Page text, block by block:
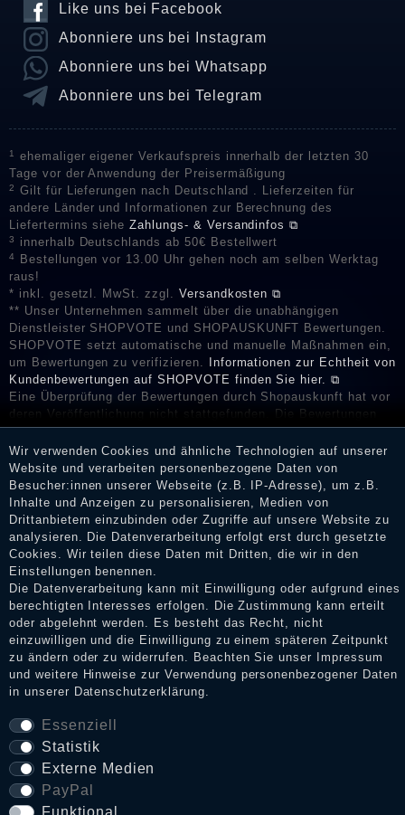
Like uns bei Facebook
Abonniere uns bei Instagram
Abonniere uns bei Whatsapp
Abonniere uns bei Telegram
1
ehemaliger eigener Verkaufspreis innerhalb der letzten 30
Tage vor der Anwendung der Preisermäßigung
2
Gilt für Lieferungen nach Deutschland . Lieferzeiten für
andere Länder und Informationen zur Berechnung des
Liefertermins sieheZahlungs- & Versandinfos ⧉
3 innerhalb Deutschlands ab 50€ Bestellwert
4
Bestellungen vor 13.00 Uhr gehen noch am selben Werktag
raus!
* inkl. gesetzl. MwSt. zzgl. Versandkosten ⧉
** Unser Unternehmen sammelt über die unabhängigen
Dienstleister SHOPVOTE und SHOPAUSKUNFT Bewertungen.
SHOPVOTE setzt automatische und manuelle Maßnahmen ein,
um Bewertungen zu verifizieren.
Informationen zur Echtheit von
Kundenbewertungen auf SHOPVOTE finden Sie hier. ⧉
Eine Überprüfung der Bewertungen durch Shopauskunft hat vor
deren Veröffentlichung nicht stattgefunden. Die Bewertungen
könnten von Verbrauchern stammen, die die Ware oder
Dienstleistungen gar nicht erworben oder genutzt haben. Nach
Erhalt einer Benachrichtigungs-E-Mail können Händler die
Bewertungen verifizieren und über die erfolgte Verifizierung im
Shop informieren.
Impressum
Daten­schutz­erklärung
Widerrufs­recht
Wir verwenden Cookies und ähnliche Technologien auf unserer
Website und verarbeiten personenbezogene Daten von
Besucher:innen unserer Webseite (z.B. IP-Adresse), um z.B.
Inhalte und Anzeigen zu personalisieren, Medien von
Drittanbietern einzubinden oder Zugriffe auf unsere Website zu
analysieren. Die Datenverarbeitung erfolgt erst durch gesetzte
Cookies. Wir teilen diese Daten mit Dritten, die wir in den
Einstellungen benennen.
Die Datenverarbeitung kann mit Einwilligung oder aufgrund eines
berechtigten Interesses erfolgen. Die Zustimmung kann erteilt
oder abgelehnt werden. Es besteht das Recht, nicht
einzuwilligen und die Einwilligung zu einem späteren Zeitpunkt
zu ändern oder zu widerrufen. Beachten Sie unser
Impressum
und weitere Hinweise zur Verwendung personenbezogener Daten
in unserer Daten­schutz­erklärung.
Essenziell
Statistik
Externe Medien
PayPal
Funktional